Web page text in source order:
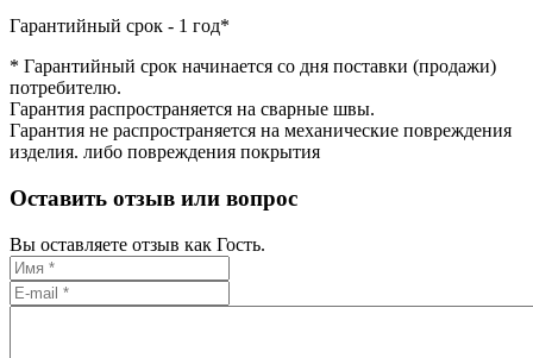
Гарантийный срок - 1 год*
* Гарантийный срок начинается со дня поставки (продажи)
потребителю.
Гарантия распространяется на сварные швы.
Гарантия не распространяется на механические повреждения
изделия. либо повреждения покрытия
Оставить отзыв или вопрос
Вы оставляете отзыв как Гость.